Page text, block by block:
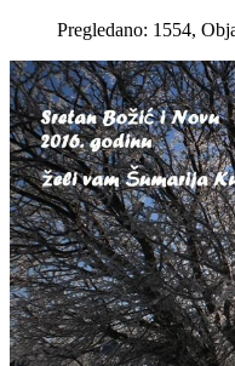
Pregledano: 1554,